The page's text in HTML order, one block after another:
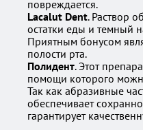
повреждается.
Lacalut Dent. Раствор
остатки еды и темный
Приятным бонусом
полости рта.
Полидент. Этот
помощи которого
Так как абразивные
обеспечивает
гарантирует